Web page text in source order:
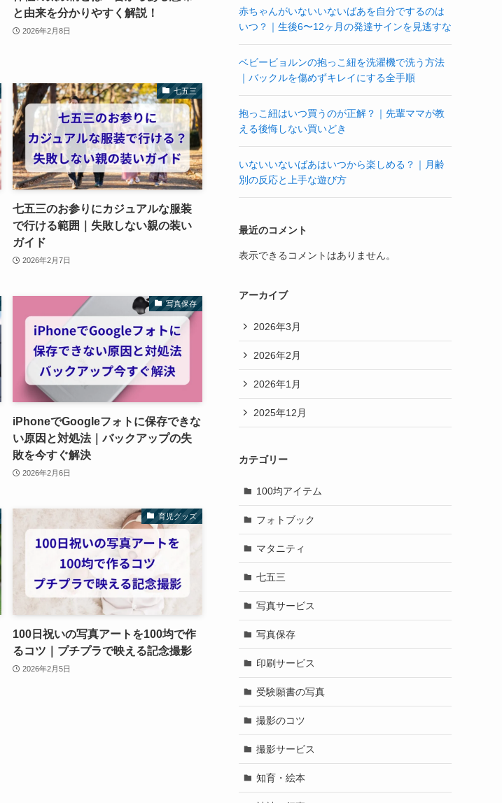
と由来を分かりやすく解説！
2026年2月8日
七五三
七五三のお参りにカジュアルな服装
で行ける範囲｜失敗しない親の装い
ガイド
2026年2月7日
写真保存
iPhoneでGoogleフォトに保存できな
い原因と対処法｜バックアップの失
敗を今すぐ解決
2026年2月6日
育児グッズ
100日祝いの写真アートを100均で作
るコツ｜プチプラで映える記念撮影
2026年2月5日
赤ちゃんがいないいないばあを自分でするのは
いつ？｜生後6〜12ヶ月の発達サインを見逃すな
ベビービョルンの抱っこ紐を洗濯機で洗う方法
｜バックルを傷めずキレイにする全手順
抱っこ紐はいつ買うのが正解？｜先輩ママが教
える後悔しない買いどき
いないいないばあはいつから楽しめる？｜月齢
別の反応と上手な遊び方
最近のコメント
表示できるコメントはありません。
アーカイブ
2026年3月
2026年2月
2026年1月
2025年12月
カテゴリー
100均アイテム
フォトブック
マタニティ
七五三
写真サービス
写真保存
印刷サービス
受験願書の写真
撮影のコツ
撮影サービス
知育・絵本